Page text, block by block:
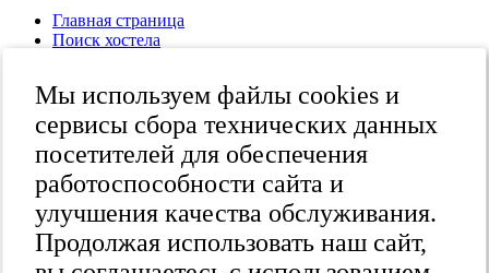
Мы используем файлы cookies и
сервисы сбора технических данных
посетителей для обеспечения
работоспособности сайта и
улучшения качества обслуживания.
Продолжая использовать наш сайт,
Главная страница
Поиск хостела
Каталог хостелов
Как оплатить
Контакты
Наши группы
в социальных сетях
Бесплатный по России